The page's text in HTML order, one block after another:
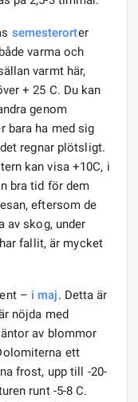
semesterorter
varma och
varmt här,
+ 25 C. Du kan
genom
bara ha med sig
regnar plötsligt.
kan visa +10C, i
bra tid för dem
eftersom de
av skog, under
fallit, är mycket
– i maj. Detta är
nöjda med
av blommor
ett
frost, upp till -20-
runt -5-8 C.